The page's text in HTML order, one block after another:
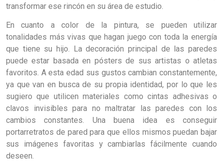
transformar ese rincón en su área de estudio.
En cuanto a color de la pintura, se pueden utilizar
tonalidades más vivas que hagan juego con toda la energía
que tiene su hijo. La decoración principal de las paredes
puede estar basada en pósters de sus artistas o atletas
favoritos. A esta edad sus gustos cambian constantemente,
ya que van en busca de su propia identidad, por lo que les
sugiero que utilicen materiales como cintas adhesivas o
clavos invisibles para no maltratar las paredes con los
cambios constantes. Una buena idea es conseguir
portarretratos de pared para que ellos mismos puedan bajar
sus imágenes favoritas y cambiarlas fácilmente cuando
deseen.